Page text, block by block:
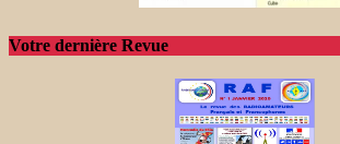
Votre dernière Revue